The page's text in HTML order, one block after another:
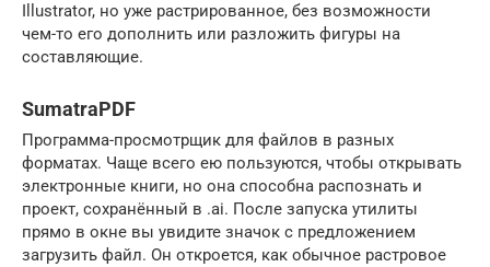
Illustrator, но уже растрированное, без возможности
чем-то его дополнить или разложить фигуры на
составляющие.
SumatraPDF
Программа-просмотрщик для файлов в разных
форматах. Чаще всего ею пользуются, чтобы открывать
электронные книги, но она способна распознать и
проект, сохранённый в .ai. После запуска утилиты
прямо в окне вы увидите значок с предложением
загрузить файл. Он откроется, как обычное растровое